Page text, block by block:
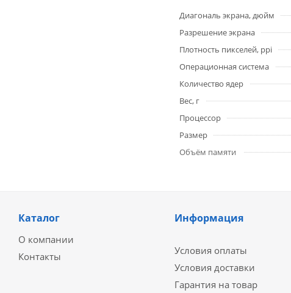
Диагональ экрана, дюйм
Разрешение экрана
Плотность пикселей, ppi
Операционная система
Количество ядер
Вес, г
Процессор
Размер
Объём памяти
Каталог
О компании
Контакты
Информация
Условия оплаты
Условия доставки
Гарантия на товар